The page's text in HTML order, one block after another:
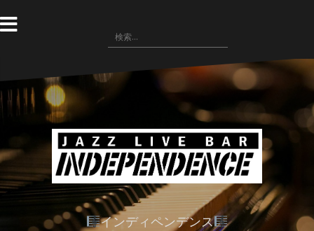
ン
テ
へ
ス
検
索:
インディペンデンス